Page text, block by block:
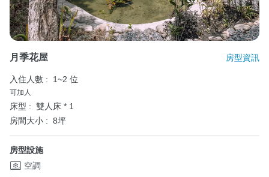
月季花屋 房型資訊
入住人數 : 1~2 位
可加人
床型 : 雙人床 * 1
房間大小 : 8坪
房型設施
空調